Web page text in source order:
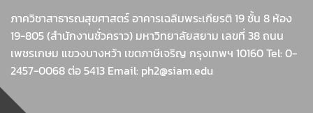
ภาควิชาสาธารณสุขศาสตร์ อาคารเฉลิมพระเกียรติ 19 ชั้น 8 ห้อง
19-805 (สำนักงานชั่วคราว) มหาวิทยาลัยสยาม เลขที่ 38 ถนน
เพชรเกษม แขวงบางหว้า เขตภาษีเจริญ กรุงเทพฯ 10160 Tel: 0-
2457-0068 ต่อ 5413 Email: ph2@siam.edu